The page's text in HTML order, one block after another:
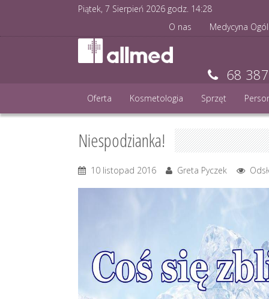
Piątek, 7 Sierpień 2026 godz. 14:28
O nas
Medycyna
68
Oferta Kosmetologia Sprzęt
Niespodzianka!
10 listopad 2016 Greta Pyczek